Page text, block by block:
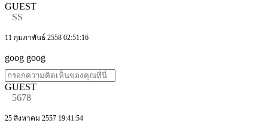
GUEST
SS
11 กุมภาพันธ์ 2558 02:51:16
goog goog
GUEST
5678
25 สิงหาคม 2557 19:41:54